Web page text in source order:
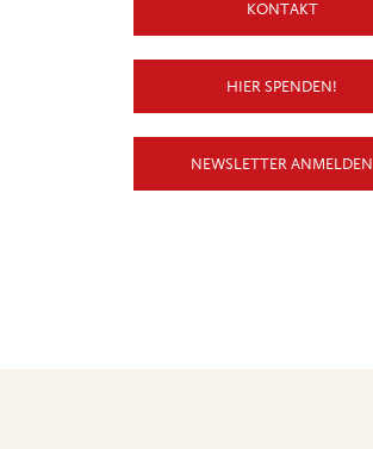
KONTAKT
HIER SPENDEN!
NEWSLETTER ANMELDEN